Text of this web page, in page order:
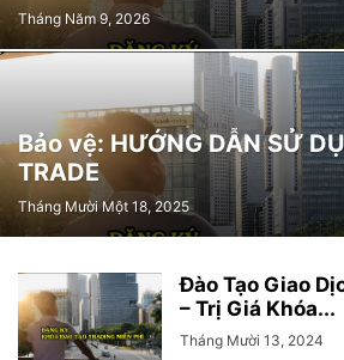
Tháng Năm 9, 2026
Bảo vệ: HƯỚNG DẪN SỬ
TRADE
Tháng Mười Một 18, 2025
Đào Tạo Giao
– Trị Giá Khóa...
Tháng Mười 13, 2024